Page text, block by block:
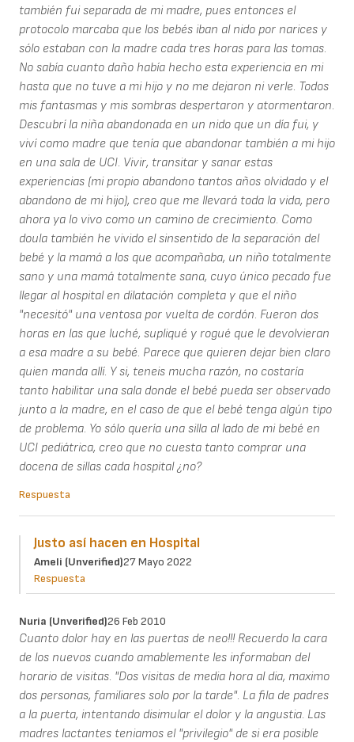
también fui separada de mi madre, pues entonces el
protocolo marcaba que los bebés iban al nido por narices y
sólo estaban con la madre cada tres horas para las tomas.
No sabía cuanto daño había hecho esta experiencia en mi
hasta que no tuve a mi hijo y no me dejaron ni verle. Todos
mis fantasmas y mis sombras despertaron y atormentaron.
Descubrí la niña abandonada en un nido que un día fui, y
viví como madre que tenía que abandonar también a mi hijo
en una sala de UCI. Vivir, transitar y sanar estas
experiencias (mi propio abandono tantos años olvidado y el
abandono de mi hijo), creo que me llevará toda la vida, pero
ahora ya lo vivo como un camino de crecimiento. Como
doula también he vivido el sinsentido de la separación del
bebé y la mamá a los que acompañaba, un niño totalmente
sano y una mamá totalmente sana, cuyo único pecado fue
llegar al hospital en dilatación completa y que el niño
"necesitó" una ventosa por vuelta de cordón. Fueron dos
horas en las que luché, supliqué y rogué que le devolvieran
a esa madre a su bebé. Parece que quieren dejar bien claro
quien manda allí. Y si, teneis mucha razón, no costaría
tanto habilitar una sala donde el bebé pueda ser observado
junto a la madre, en el caso de que el bebé tenga algún tipo
de problema. Yo sólo quería una silla al lado de mi bebé en
UCI pediátrica, creo que no cuesta tanto comprar una
docena de sillas cada hospital ¿no?
Respuesta
Justo así hacen en Hospital
Ameli (unverified)27 Mayo 2022
Respuesta
Nuria (unverified)26 Feb 2010
Cuanto dolor hay en las puertas de neo!!! Recuerdo la cara
de los nuevos cuando amablemente les informaban del
horario de visitas. "Dos visitas de media hora al dia, maximo
dos personas, familiares solo por la tarde". La fila de padres
a la puerta, intentando disimular el dolor y la angustia. Las
madres lactantes teniamos el "privilegio" de si era posible